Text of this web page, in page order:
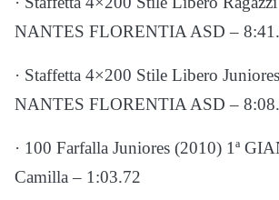
NANTES FLORENTIA ASD –
· Staffetta 4×200 Stile Libero
NANTES FLORENTIA ASD –
· 100 Farfalla Juniores (2010) 1ª
Camilla – 1:03.72